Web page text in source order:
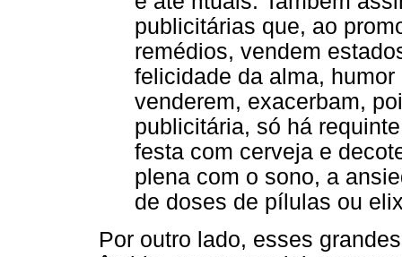
publicitárias que, ao
remédios, vendem
felicidade da alma,
venderem, exacerbam,
publicitária, só há
festa com cerveja e
plena com o sono, a
de doses de pílulas ou
Por outro lado, esses